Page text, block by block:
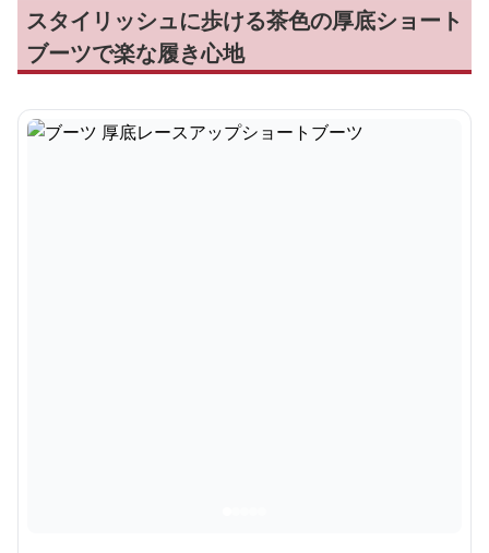
スタイリッシュに歩ける茶色の厚底ショート
ブーツで楽な履き心地